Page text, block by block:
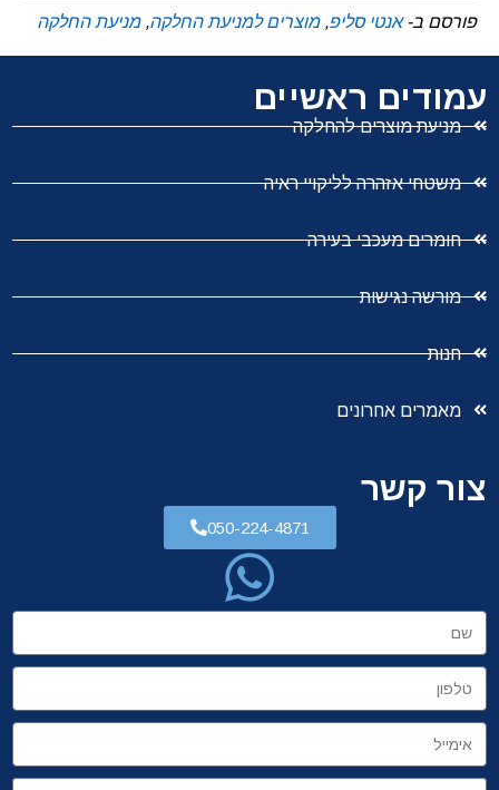
פורסם ב-אנטי סליפ,מוצרים למניעת החלקה,מניעת החלקה
עמודים ראשיים
מניעת מוצרים להחלקה
משטחי אזהרה לליקויי ראיה
חומרים מעכבי בעירה
מורשה נגישות
חנות
מאמרים אחרונים
צור קשר
050-224-4871